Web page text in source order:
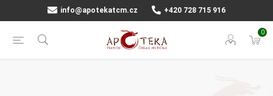
info@apotekatcm.cz +420 728 715 916
0